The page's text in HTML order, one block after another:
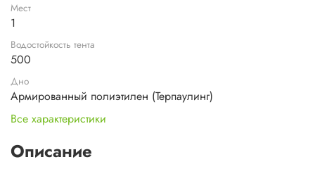
Мест
1
Водостойкость тента
500
Дно
Армированный полиэтилен (Терпаулинг)
Все характеристики
Описание